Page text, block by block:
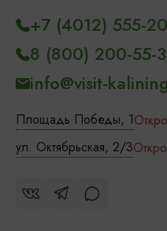
Площадь Победы, 1
ул. Октябрьская, 2/3
+7 (4012) 555-
8 (800) 200-55-
info@visit-